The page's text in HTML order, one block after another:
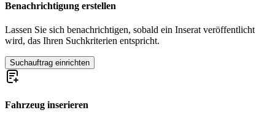
Benachrichtigung erstellen
Lassen Sie sich benachrichtigen, sobald ein Inserat veröffentlicht
wird, das Ihren Suchkriterien entspricht.
Suchauftrag einrichten
Fahrzeug inserieren